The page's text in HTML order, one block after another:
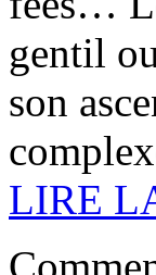
gentil
son
LIRE